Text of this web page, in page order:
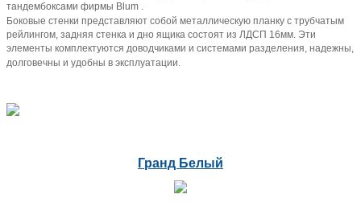
тандембоксами фирмы Blum .
Боковые стенки представляют собой металлическую планку с трубчатым
рейлингом, задняя стенка и дно ящика состоят из ЛДСП 16мм. Эти
элементы комплектуются доводчиками и системами разделения, надежны,
долговечны и удобны в эксплуатации.
Гранд Белый